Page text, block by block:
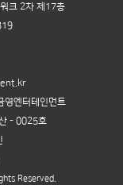
크 2차 제17층
엔터테인먼트
- 0025호
Reserved.